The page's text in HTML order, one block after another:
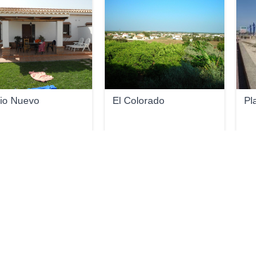
Nuevo El Colorado